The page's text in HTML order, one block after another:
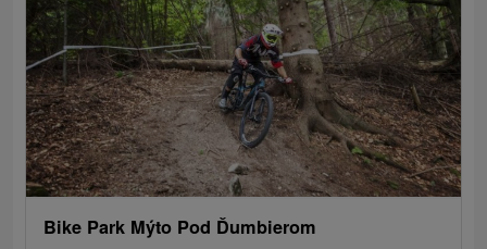
Bike Park Mýto Pod Ďumbierom